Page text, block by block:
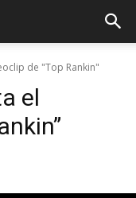
de "Top Rankin"
el